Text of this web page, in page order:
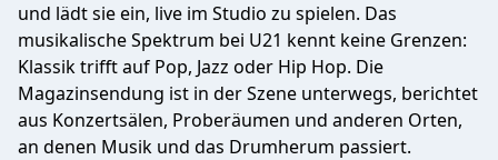
und lädt sie ein, live im Studio zu spielen. Das
musikalische Spektrum bei U21 kennt keine Grenzen:
Klassik trifft auf Pop, Jazz oder Hip Hop. Die
Magazinsendung ist in der Szene unterwegs, berichtet
aus Konzertsälen, Proberäumen und anderen Orten,
an denen Musik und das Drumherum passiert.